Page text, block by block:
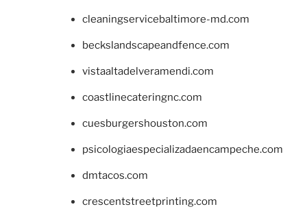
cleaningservicebaltimore-md.com
beckslandscapeandfence.com
vistaaltadelveramendi.com
coastlinecateringnc.com
cuesburgershouston.com
psicologiaespecializadaencampeche.com
dmtacos.com
crescentstreetprinting.com